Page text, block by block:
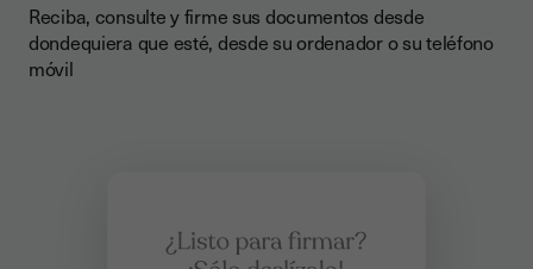
Reciba, consulte y firme sus documentos desde
dondequiera que esté, desde su ordenador o su teléfono
móvil